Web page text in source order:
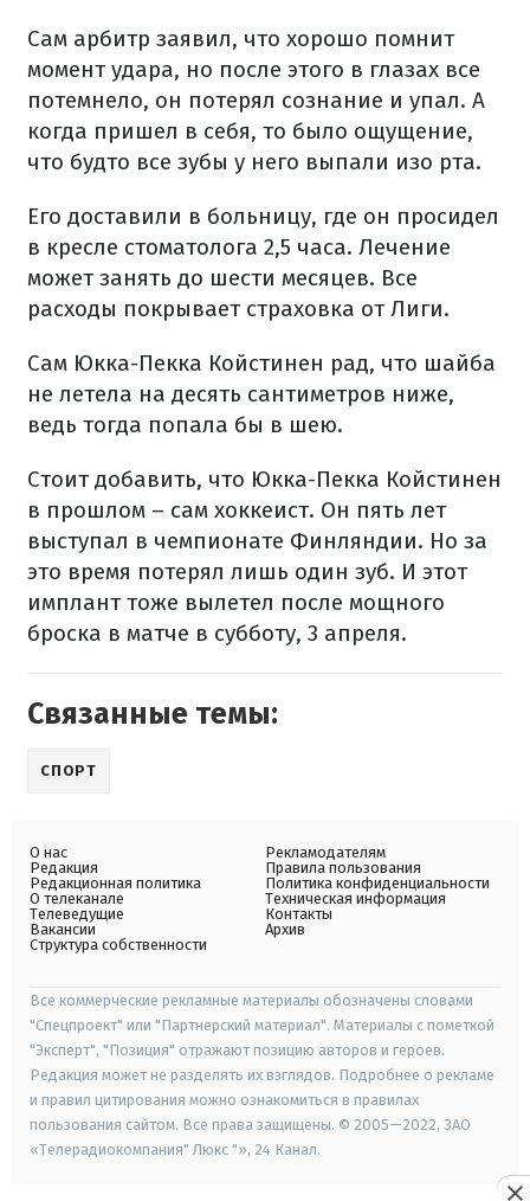
Сам арбитр заявил, что хорошо помнит
момент удара, но после этого в глазах все
потемнело, он потерял сознание и упал. А
когда пришел в себя, то было ощущение,
что будто все зубы у него выпали изо рта.
Его доставили в больницу, где он просидел
в кресле стоматолога 2,5 часа. Лечение
может занять до шести месяцев. Все
расходы покрывает страховка от Лиги.
Сам Юкка-Пекка Койстинен рад, что шайба
не летела на десять сантиметров ниже,
ведь тогда попала бы в шею.
Стоит добавить, что Юкка-Пекка Койстинен
в прошлом – сам хоккеист. Он пять лет
выступал в чемпионате Финляндии. Но за
это время потерял лишь один зуб. И этот
имплант тоже вылетел после мощного
броска в матче в субботу, 3 апреля.
Связанные темы:
СПОРТ
О нас
Редакция
Редакционная политика
О телеканале
Телеведущие
Вакансии
Структура собственности
Рекламодателям
Правила пользования
Политика конфиденциальности
Техническая информация
Контакты
Архив
Все коммерческие рекламные материалы обозначены словами
"Спецпроект" или "Партнерский материал". Материалы с пометкой
"Эксперт", "Позиция" отражают позицию авторов и героев.
Редакция может не разделять их взглядов. Подробнее о рекламе
и правил цитирования можно ознакомиться в правилах
пользования сайтом. Все права защищены. © 2005—2022, ЗАО
«Телерадиокомпания" Люкс "», 24 Канал.